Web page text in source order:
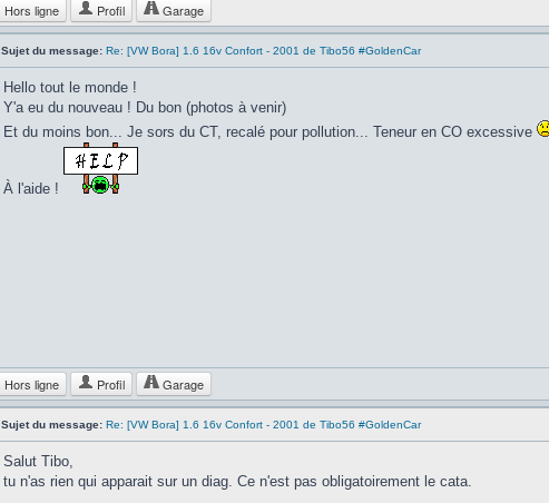
Hors ligne Profil Garage
Sujet du message: Re: [VW Bora] 1.6 16v Confort - 2001 de Tibo56 #GoldenCar
Hello tout le monde !
Y'a eu du nouveau ! Du bon (photos à venir)
Et du moins bon... Je sors du CT, recalé pour pollution... Teneur en CO excessive
À l'aide !
Hors ligne Profil Garage
Sujet du message: Re: [VW Bora] 1.6 16v Confort - 2001 de Tibo56 #GoldenCar
Salut Tibo,
tu n'as rien qui apparait sur un diag. Ce n'est pas obligatoirement le cata.